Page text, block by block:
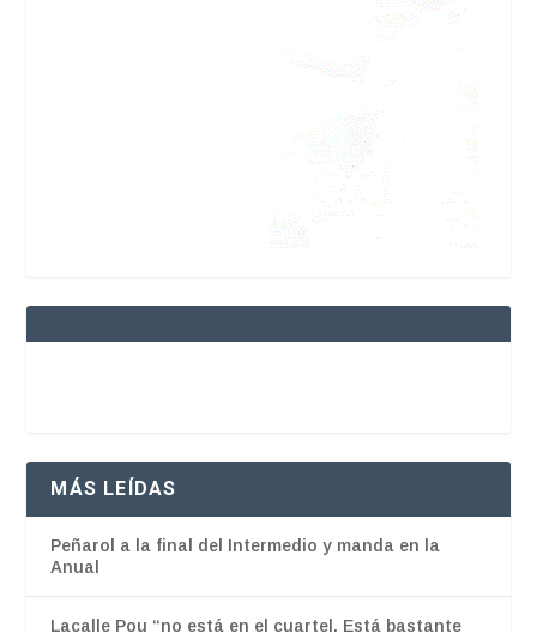
MÁS LEÍDAS
Peñarol a la final del Intermedio y manda en la
Anual
Lacalle Pou “no está en el cuartel. Está bastante